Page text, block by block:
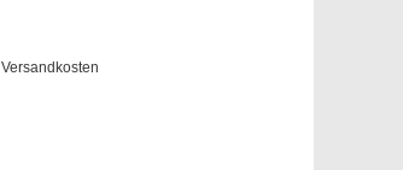
Versandkosten